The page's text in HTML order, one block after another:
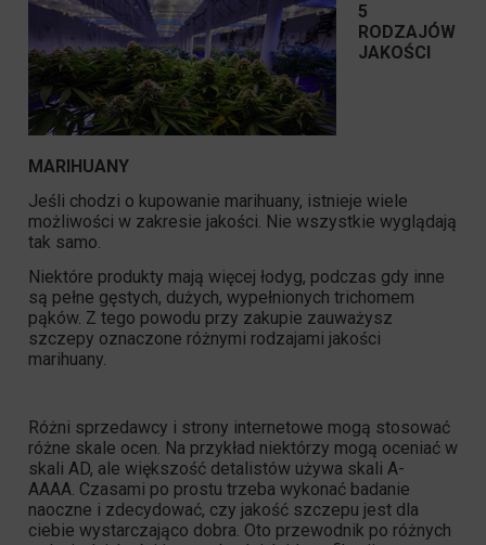
5
RODZAJÓW
JAKOŚCI
MARIHUANY
Jeśli chodzi o kupowanie marihuany, istnieje wiele
możliwości w zakresie jakości. Nie wszystkie wyglądają
tak samo.
Niektóre produkty mają więcej łodyg, podczas gdy inne
są pełne gęstych, dużych, wypełnionych trichomem
pąków. Z tego powodu przy zakupie zauważysz
szczepy oznaczone różnymi rodzajami jakości
marihuany.
Różni sprzedawcy i strony internetowe mogą stosować
różne skale ocen. Na przykład niektórzy mogą oceniać w
skali AD, ale większość detalistów używa skali A-
AAAA. Czasami po prostu trzeba wykonać badanie
naoczne i zdecydować, czy jakość szczepu jest dla
ciebie wystarczająco dobra. Oto przewodnik po różnych